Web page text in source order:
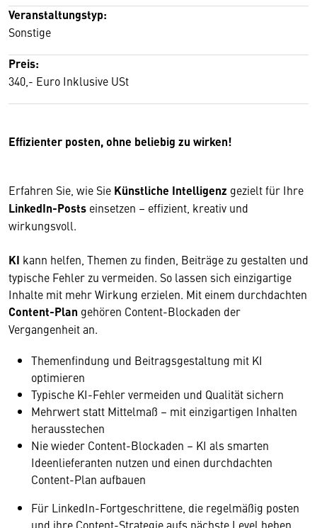
Veranstaltungstyp:
Sonstige
Preis:
340,- Euro Inklusive USt
Effizienter posten, ohne beliebig zu wirken!
Erfahren Sie, wie Sie Künstliche Intelligenz gezielt für Ihre
LinkedIn-Posts einsetzen – effizient, kreativ und
wirkungsvoll.
KI kann helfen, Themen zu finden, Beiträge zu gestalten und
typische Fehler zu vermeiden. So lassen sich einzigartige
Inhalte mit mehr Wirkung erzielen. Mit einem durchdachten
Content-Plan gehören Content-Blockaden der
Vergangenheit an.
Themenfindung und Beitragsgestaltung mit KI
optimieren
Typische KI-Fehler vermeiden und Qualität sichern
Mehrwert statt Mittelmaß – mit einzigartigen Inhalten
herausstechen
Nie wieder Content-Blockaden – KI als smarten
Ideenlieferanten nutzen und einen durchdachten
Content-Plan aufbauen
Für LinkedIn-Fortgeschrittene, die regelmäßig posten
und ihre Content-Strategie aufs nächste Level heben